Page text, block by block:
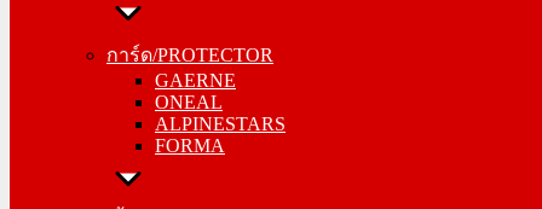
การ์ด/PROTECTOR
GAERNE
ONEAL
ALPINESTARS
FORMA
การ์ด/PROTECTOR
ONEAL
ALPINESTARS
FORMA
เสื้อหนัง/LEATHER JACKETS